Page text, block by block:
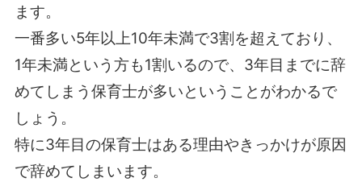
ます。
一番多い5年以上10年未満で3割を超えており、
1年未満という方も1割いるので、3年目までに辞
めてしまう保育士が多いということがわかるで
しょう。
特に3年目の保育士はある理由やきっかけが原因
で辞めてしまいます。